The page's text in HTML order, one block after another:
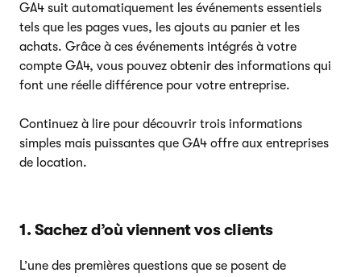
GA4 suit automatiquement les événements essentiels
tels que les pages vues, les ajouts au panier et les
achats. Grâce à ces événements intégrés à votre
compte GA4, vous pouvez obtenir des informations qui
font une réelle différence pour votre entreprise.
Continuez à lire pour découvrir trois informations
simples mais puissantes que GA4 offre aux entreprises
de location.
1. Sachez d’où viennent vos clients
L’une des premières questions que se posent de